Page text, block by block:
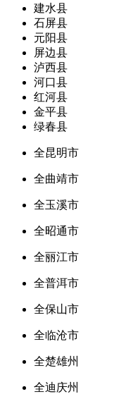
建水县
石屏县
元阳县
屏边县
泸西县
河口县
红河县
金平县
绿春县
全昆明市
全曲靖市
全玉溪市
全昭通市
全丽江市
全普洱市
全保山市
全临沧市
全楚雄州
全迪庆州